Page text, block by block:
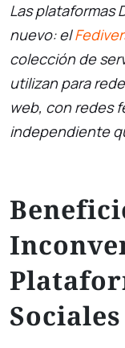
Las plataformas
nuevo: el
colección de
utilizan para
web, con redes
independiente